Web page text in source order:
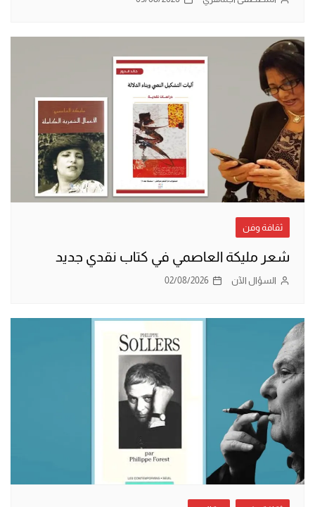
ثقافة وفن
شعر مليكة العاصمي في كتاب نقدي جديد
السؤال الآن 02/08/2026